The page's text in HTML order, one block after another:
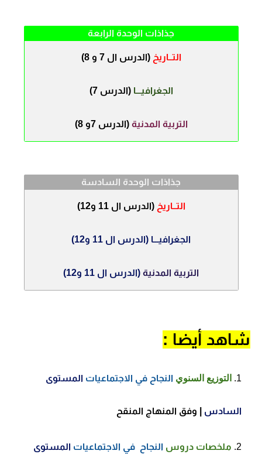
جذاذات الوحدة الرابعة
التــاريخ (الدرس ال 7 و 8)
الجغرافيـــا(الدرس 7)
التربية المدنية (الدرس 7و 8)
جذاذات الوحدة السادسة
التــاريخ(الدرس ال 11 و12)
الجغرافيـــا (الدرس ال 11 و12)
التربية المدنية (الدرس ال 11 و12)
شاهد أيضا :
التوزيع السنوي النجاح في الاجتماعيات المستوى
السادس | وفق المنهاج المنقح
ملخصات دروس النجاح في الاجتماعيات المستوى